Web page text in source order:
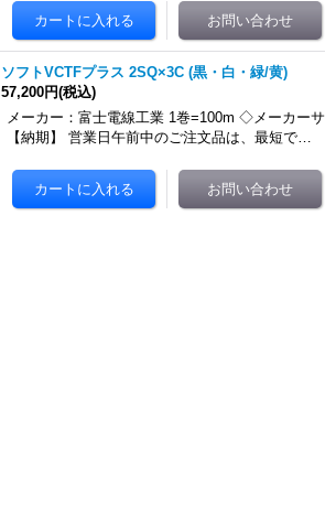
ソフトVCTFプラス 2SQ×3C (黒・白・緑/黄)
57,200円(税込)
メーカー：富士電線工業 1巻=100m ◇メーカー
【納期】 営業日午前中のご注文品は、最短で…